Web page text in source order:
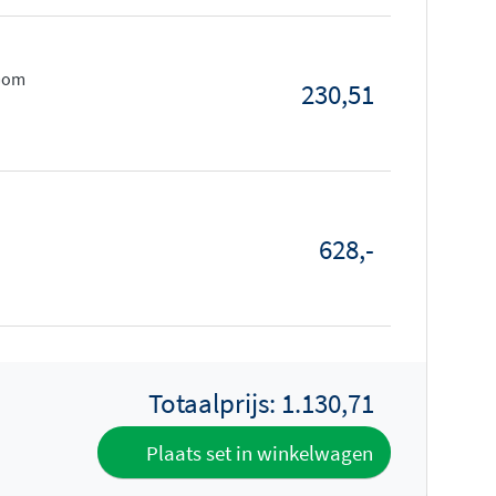
230,51
628,-
Totaalprijs: 1.130,71
Plaats set in winkelwagen